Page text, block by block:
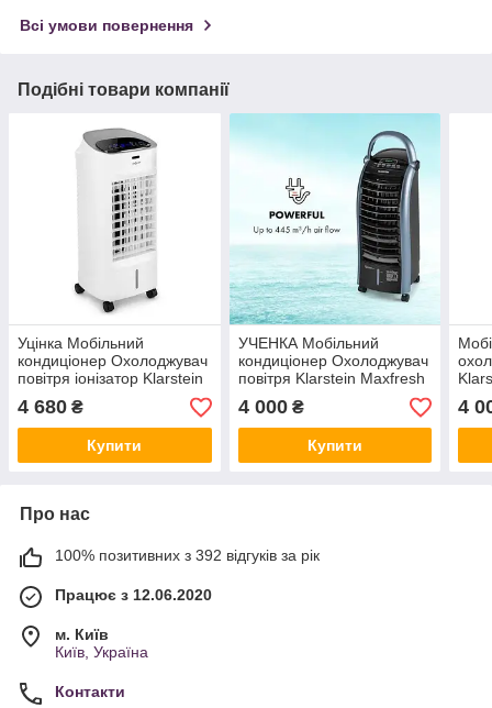
Всі умови повернення
Подібні товари компанії
Уцінка Мобільний
кондиціонер Охолоджувач
повітря іонізатор Klarstein
Coolster, Німеччина
4 680 ₴
Купити
УЧЕНКА Мобільний
кондиціонер Охолоджувач
повітря Klarstein Maxfresh
Ocean, Німеччина
4 000₴
Купити
4
Про нас
100% позитивних з 392 відгуків за рік
Працює з 12.06.2020
м. Київ
Київ, Україна
Контакти